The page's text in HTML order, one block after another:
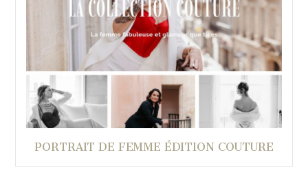
PORTRAIT DE FEMME ÉDITION COUTURE